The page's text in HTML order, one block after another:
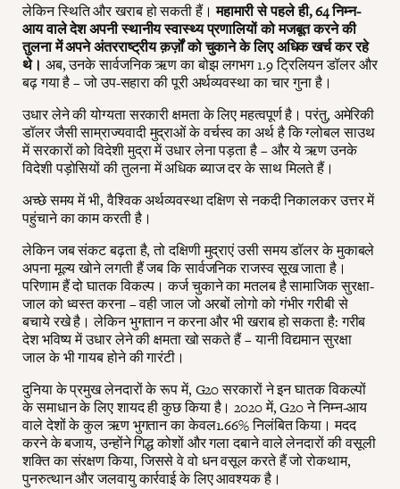
लेकिन स्थिति और खराब हो सकती हैं।महामारी से पहले ही, 64 निम्न-
आय वाले देश अपनी स्थानीय स्वास्थ्य प्रणालियों को मजबूत करने की
तुलना में अपने अंतरराष्ट्रीय क़र्ज़ों को चुकाने के लिए अधिक खर्च कर रहे
थे। अब, उनके सार्वजनिक ऋण का बोझ लगभग 1.9 ट्रिलियन डॉलर और
बढ़ गया है – जो उप-सहारा की पूरी अर्थव्यवस्था का चार गुना है।
उधार लेने की योग्यता सरकारी क्षमता के लिए महत्वपूर्ण है। परंतु, अमेरिकी
डॉलर जैसी साम्राज्यवादी मुद्राओं के वर्चस्व का अर्थ है कि ग्लोबल साउथ
में सरकारों को विदेशी मुद्रा में उधार लेना पड़ता है – और ये ऋण उनके
विदेशी पड़ोसियों की तुलना में अधिक ब्याज दर के साथ मिलते हैं।
अच्छे समय में भी, वैश्विक अर्थव्यवस्था दक्षिण से नकदी निकालकर उत्तर में
पहुंचाने का काम करती है।
लेकिन जब संकट बढ़ता है, तो दक्षिणी मुद्राएं उसी समय डॉलर के मुकाबले
अपना मूल्य खोने लगती हैं जब कि सार्वजनिक राजस्व सूख जाता है।
परिणाम हैं दो घातक विकल्प। कर्ज चुकाने का मतलब है सामाजिक सुरक्षा-
जाल को ध्वस्त करना – वही जाल जो अरबों लोगो को गंभीर गरीबी से
बचाये रखे है। लेकिन भुगतान न करना और भी खराब हो सकता है: गरीब
देश भविष्य में उधार लेने की क्षमता खो सकते हैं – यानी विद्यमान सुरक्षा
जाल के भी गायब होने की गारंटी।
दुनिया के प्रमुख लेनदारों के रूप में, G20 सरकारों ने इन घातक विकल्पों
के समाधान के लिए शायद ही कुछ किया है। 2020 में, G20 ने निम्न-आय
वाले देशों के कुल ऋण भुगतान का केवल1.66% निलंबित किया। मदद
करने के बजाय, उन्होंने गिद्ध कोशों और गला दबाने वाले लेनदारों की वसूली
शक्ति का संरक्षण किया, जिससे वे वो धन वसूल करते हैं जो रोकथाम,
पुनरुत्थान और जलवायु कार्रवाई के लिए आवश्यक है।